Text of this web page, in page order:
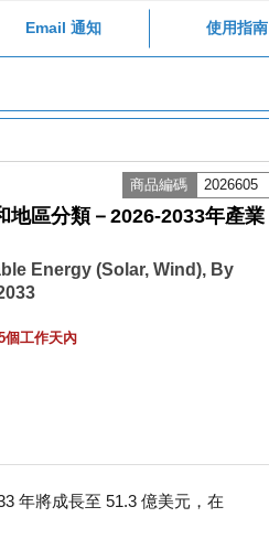
Email 通知 使用指南
商品編碼 2026605
地區分類－2026-2033年產業
Energy (Solar, Wind), By
個工作天內
年將成長至 51.3 億美元，在